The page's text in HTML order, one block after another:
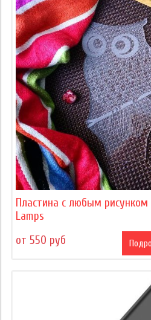
Пластина с любым
Lamps
от 550 руб